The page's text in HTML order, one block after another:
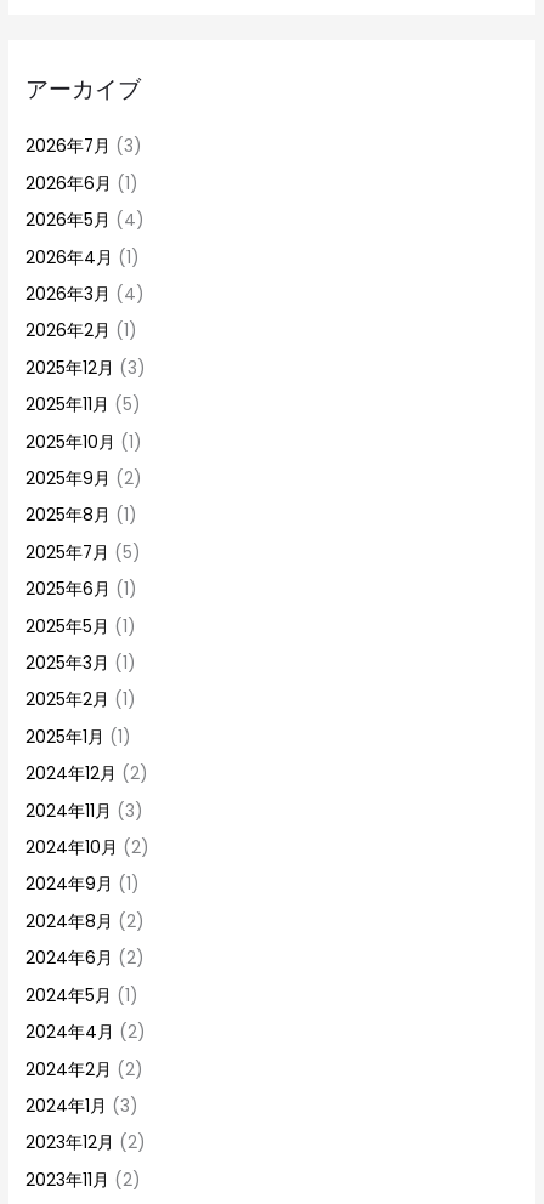
アーカイブ
2026年7月 (3)
2026年6月 (1)
2026年5月 (4)
2026年4月 (1)
2026年3月 (4)
2026年2月 (1)
2025年12月 (3)
2025年11月 (5)
2025年10月 (1)
2025年9月 (2)
2025年8月 (1)
2025年7月 (5)
2025年6月 (1)
2025年5月 (1)
2025年3月 (1)
2025年2月 (1)
2025年1月 (1)
2024年12月 (2)
2024年11月 (3)
2024年10月 (2)
2024年9月 (1)
2024年8月 (2)
2024年6月 (2)
2024年5月 (1)
2024年4月 (2)
2024年2月 (2)
2024年1月 (3)
2023年12月 (2)
2023年11月 (2)